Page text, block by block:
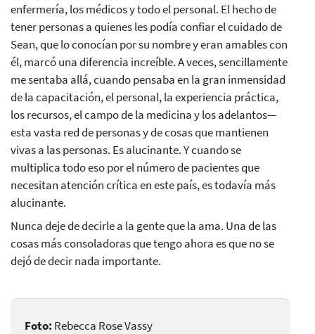
enfermería, los médicos y todo el personal. El hecho de
tener personas a quienes les podía confiar el cuidado de
Sean, que lo conocían por su nombre y eran amables con
él, marcó una diferencia increíble. A veces, sencillamente
me sentaba allá, cuando pensaba en la gran inmensidad
de la capacitación, el personal, la experiencia práctica,
los recursos, el campo de la medicina y los adelantos—
esta vasta red de personas y de cosas que mantienen
vivas a las personas. Es alucinante. Y cuando se
multiplica todo eso por el número de pacientes que
necesitan atención crítica en este país, es todavía más
alucinante.
Nunca deje de decirle a la gente que la ama. Una de las
cosas más consoladoras que tengo ahora es que no se
dejó de decir nada importante.
Foto: Rebecca Rose Vassy